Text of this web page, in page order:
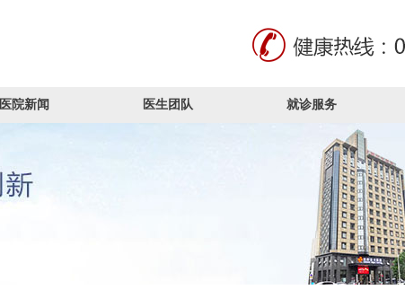
医院新闻 医生团队 就诊服务